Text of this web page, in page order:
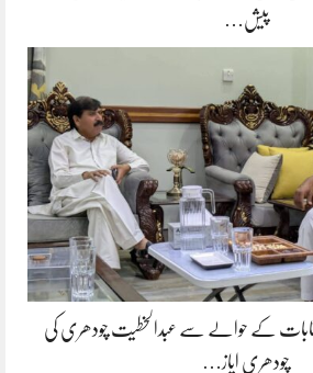
پیش…
کے حوالے سے عبدالخطیت چودھری کی
چودھری ایاز…